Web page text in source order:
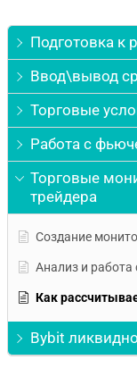
Подготовка к
Ввод\вывод
Торговые
Работа с
Торговые
трейдера
Создание
Анализ и
Как
Bybit